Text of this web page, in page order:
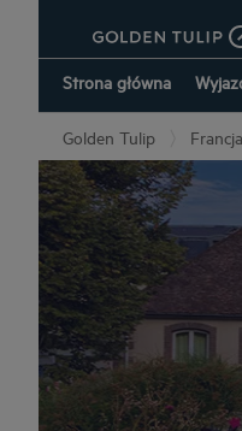
Strona główna
Golden Tulip Francja